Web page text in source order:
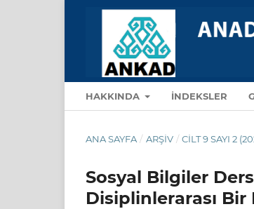
HAKKINDA İNDEKSLER
ANA SAYFA / ARŞIV / CILT 9 SAYI 2
Sosyal Bilgiler
Disiplinlerarası Bir